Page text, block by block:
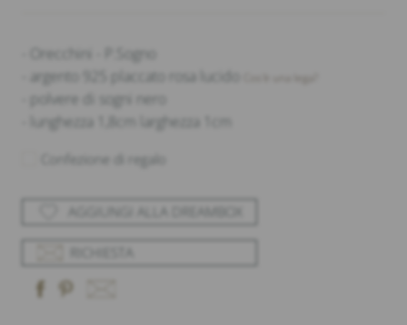
- Orecchini - P.Sogno
- argento 925 placcato rosa lucido
- polvere di sogni nero
- lunghezza 1,8cm larghezza 1cm
Confezione di regalo